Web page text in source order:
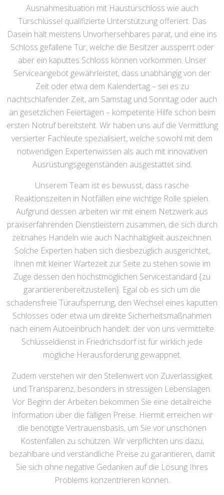
Ausnahmesituation mit Haustürschloss wie auch
Türschlüssel qualifizierte Unterstützung offeriert. Das
Dasein hält meistens Unvorhersehbares parat, und eine ins
Schloss gefallene Tür, welche die Besitzer aussperrt oder
aber ein kaputtes Schloss können vorkommen. Unser
Serviceangebot gewährleistet, dass unabhängig von der
Zeit oder etwa dem Kalendertag – sei es zu
nachtschlafender Zeit, am Samstag und Sonntag oder auch
an gesetzlichen Feiertagen – kompetente Hilfe schon beim
ersten Notruf bereitsteht. Wir haben uns auf die Vermittlung
versierter Fachleute spezialisiert, welche sowohl mit dem
notwendigen Expertenwissen als auch mit innovativen
Ausrüstungsgegenständen ausgestattet sind.
Unserem Team ist es bewusst, dass rasche
Reaktionszeiten in Notfällen eine wichtige Rolle spielen.
Aufgrund dessen arbeiten wir mit einem Netzwerk aus
praxiserfahrenden Dienstleistern zusammen, die sich durch
zeitnahes Handeln wie auch Nachhaltigkeit auszeichnen.
Solche Experten haben sich diesbezüglich ausgerichtet,
Ihnen mit kleiner Wartezeit zur Seite zu stehen sowie im
Zuge dessen den höchstmöglichen Servicestandard {zu
garantierenbereitzustellen}. Egal ob es sich um die
schadensfreie Türaufsperrung, den Wechsel eines kaputten
Schlosses oder etwa um direkte Sicherheitsmaßnahmen
nach einem Autoeinbruch handelt: der von uns vermittelte
Schlüsseldienst in Friedrichsdorf ist für wirklich jede
mögliche Herausforderung gewappnet.
Zudem verstehen wir den Stellenwert von Zuverlässigkeit
und Transparenz, besonders in stressigen Lebenslagen.
Vor Beginn der Arbeiten bekommen Sie eine detailreiche
Information über die fälligen Preise. Hiermit erreichen wir
die benötigte Vertrauensbasis, um Sie vor unschönen
Kostenfallen zu schützen. Wir verpflichten uns dazu,
bezahlbare und verständliche Preise zu garantieren, damit
Sie sich ohne negative Gedanken auf die Lösung Ihres
Problems konzentrieren können.